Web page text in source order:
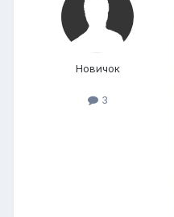
Новичок
3